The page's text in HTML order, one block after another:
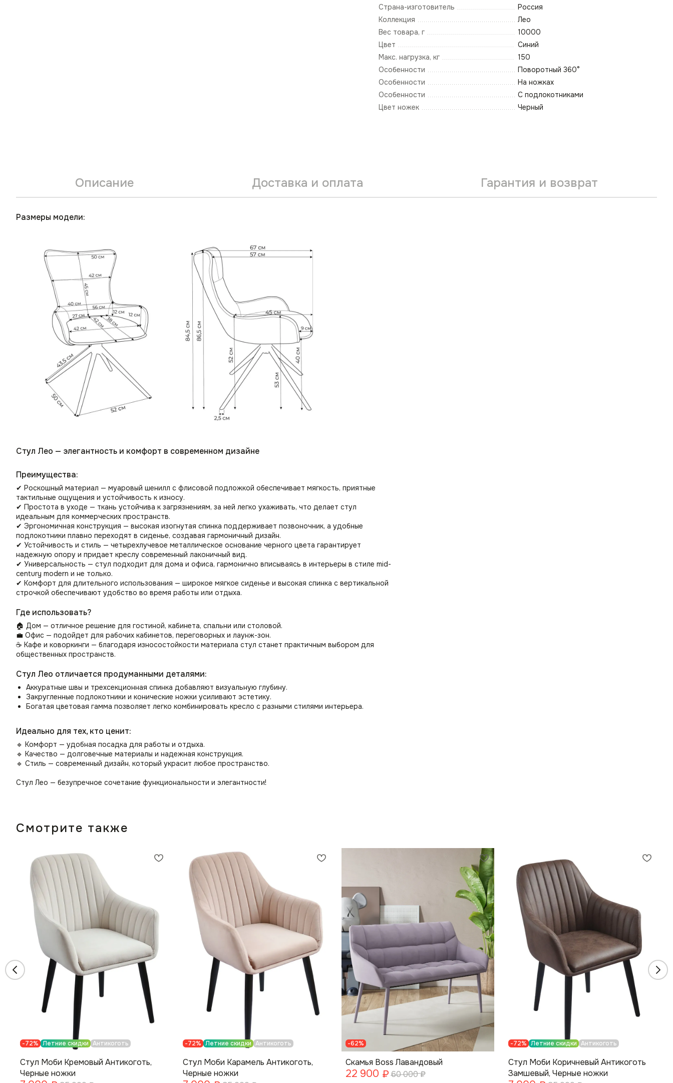
Страна-изготовитель
Россия
Коллекция
Лео
Вес товара, г
10000
Цвет
Синий
Макс. нагрузка, кг
150
Особенности
Поворотный 360°
Особенности
На ножках
Особенности
С подлокотниками
Цвет ножек
Черный
Описание Доставка и оплата Гарантия и возврат
Размеры модели:
Стул Лео — элегантность и комфорт в современном дизайне
Преимущества:
✔ Роскошный материал — муаровый шенилл с флисовой подложкой обеспечивает мягкость, приятные
тактильные ощущения и устойчивость к износу.
✔ Простота в уходе — ткань устойчива к загрязнениям, за ней легко ухаживать, что делает стул
идеальным для коммерческих пространств.
✔ Эргономичная конструкция — высокая изогнутая спинка поддерживает позвоночник, а удобные
подлокотники плавно переходят в сиденье, создавая гармоничный дизайн.
✔ Устойчивость и стиль — четырехлучевое металлическое основание черного цвета гарантирует
надежную опору и придает креслу современный лаконичный вид.
✔ Универсальность — стул подходит для дома и офиса, гармонично вписываясь в интерьеры в стиле mid-
century modern и не только.
✔ Комфорт для длительного использования — широкое мягкое сиденье и высокая спинка с вертикальной
строчкой обеспечивают удобство во время работы или отдыха.
Где использовать?
🏠 Дом — отличное решение для гостиной, кабинета, спальни или столовой.
💼 Офис — подойдет для рабочих кабинетов, переговорных и лаунж-зон.
☕ Кафе и коворкинги — благодаря износостойкости материала стул станет практичным выбором для
общественных пространств.
Стул Лео отличается продуманными деталями:
Аккуратные швы и трехсекционная спинка добавляют визуальную глубину.
Закругленные подлокотники и конические ножки усиливают эстетику.
Богатая цветовая гамма позволяет легко комбинировать кресло с разными стилями интерьера.
Идеально для тех, кто ценит:
🔹 Комфорт — удобная посадка для работы и отдыха.
🔹 Качество — долговечные материалы и надежная конструкция.
🔹 Стиль — современный дизайн, который украсит любое пространство.
Стул Лео — безупречное сочетание функциональности и элегантности!
Смотрите также
-72% Летние скидки Антикоготь
Стул Моби Кремовый Антикоготь,
Черные ножки
-72% Летние скидки Антикоготь
Стул Моби Карамель Антикоготь,
Черные ножки
-62%
Скамья Boss Лавандовый
22 900 ₽ 60 000₽
-72% Летние скидки Антикоготь
Стул Моби Коричневый Антикоготь
Замшевый, Черные ножки